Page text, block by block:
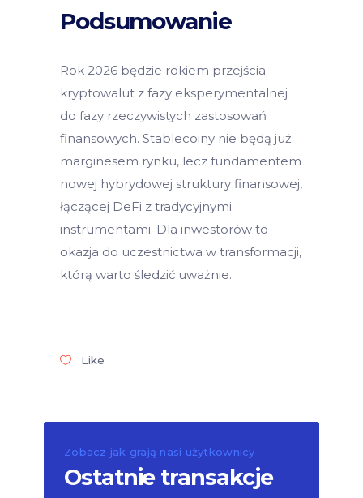
Podsumowanie
Rok 2026 będzie rokiem przejścia
kryptowalut z fazy eksperymentalnej
do fazy rzeczywistych zastosowań
finansowych. Stablecoiny nie będą już
marginesem rynku, lecz fundamentem
nowej hybrydowej struktury finansowej,
łączącej DeFi z tradycyjnymi
instrumentami. Dla inwestorów to
okazja do uczestnictwa w transformacji,
którą warto śledzić uważnie.
Like
Zobacz jak grają nasi użytkownicy
Ostatnie transakcje